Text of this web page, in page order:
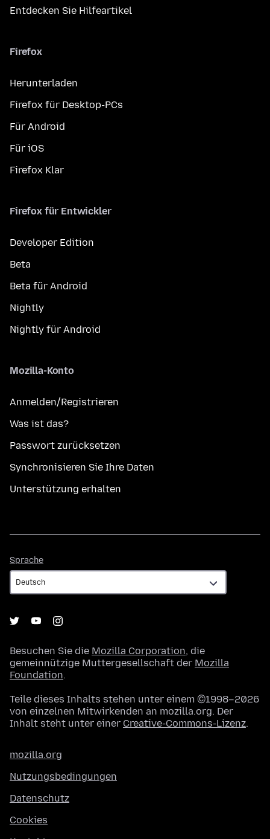
Entdecken Sie Hilfeartikel
Firefox
Herunterladen
Firefox für Desktop-PCs
Für Android
Für iOS
Firefox Klar
Firefox für Entwickler
Developer Edition
Beta
Beta für Android
Nightly
Nightly für Android
Mozilla-Konto
Anmelden/Registrieren
Was ist das?
Passwort zurücksetzen
Synchronisieren Sie Ihre Daten
Unterstützung erhalten
Sprache
Besuchen Sie die Mozilla Corporation, die
gemeinnützige Muttergesellschaft der Mozilla
Foundation.
Teile dieses Inhalts stehen unter einem ©1998–2026
von einzelnen Mitwirkenden an mozilla.org. Der
Inhalt steht unter einer Creative-Commons-Lizenz.
mozilla.org
Nutzungsbedingungen
Datenschutz
Cookies